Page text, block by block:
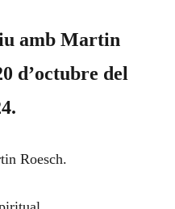
amb Martin
d’octubre del
Roesch.